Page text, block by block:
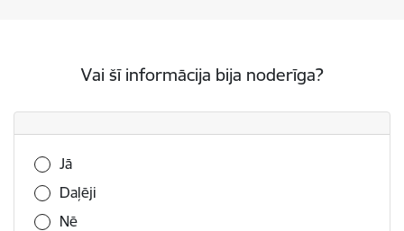
Vai šī informācija bija noderīga?
Vai šī informācija bija noderīga?
Jā
Daļēji
Nē